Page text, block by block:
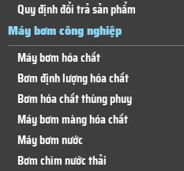
Quy định đổi trả sản phẩm
Máy bơm công nghiệp
Máy bơm hóa chất
Bơm định lượng hóa chất
Bơm hóa chất thùng phuy
Máy bơm màng hóa chất
Máy bơm nước
Bơm chìm nước thải